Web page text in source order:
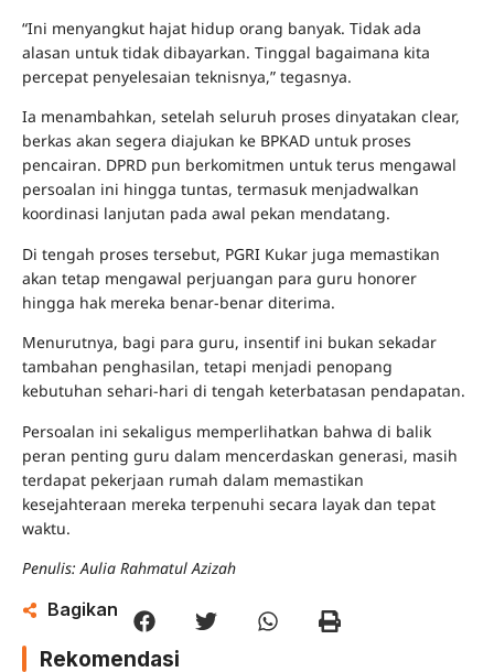
“Ini menyangkut hajat hidup orang banyak. Tidak ada
alasan untuk tidak dibayarkan. Tinggal bagaimana kita
percepat penyelesaian teknisnya,” tegasnya.
Ia menambahkan, setelah seluruh proses dinyatakan clear,
berkas akan segera diajukan ke BPKAD untuk proses
pencairan. DPRD pun berkomitmen untuk terus mengawal
persoalan ini hingga tuntas, termasuk menjadwalkan
koordinasi lanjutan pada awal pekan mendatang.
Di tengah proses tersebut, PGRI Kukar juga memastikan
akan tetap mengawal perjuangan para guru honorer
hingga hak mereka benar-benar diterima.
Menurutnya, bagi para guru, insentif ini bukan sekadar
tambahan penghasilan, tetapi menjadi penopang
kebutuhan sehari-hari di tengah keterbatasan pendapatan.
Persoalan ini sekaligus memperlihatkan bahwa di balik
peran penting guru dalam mencerdaskan generasi, masih
terdapat pekerjaan rumah dalam memastikan
kesejahteraan mereka terpenuhi secara layak dan tepat
waktu.
Penulis: Aulia Rahmatul Azizah
Bagikan
Rekomendasi